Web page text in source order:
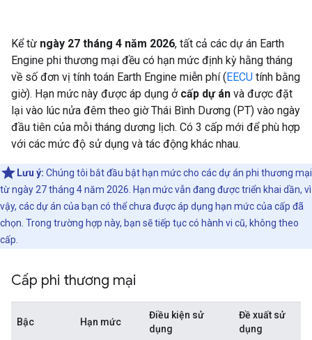
Kể từ ngày 27 tháng 4 năm 2026, tất cả các dự án Earth
Engine phi thương mại đều có hạn mức định kỳ hằng tháng
về số đơn vị tính toán Earth Engine miễn phí (EECU tính bằng
giờ). Hạn mức này được áp dụng ở cấp dự án và được đặt
lại vào lúc nửa đêm theo giờ Thái Bình Dương (PT) vào ngày
đầu tiên của mỗi tháng dương lịch. Có 3 cấp mới để phù hợp
với các mức độ sử dụng và tác động khác nhau.
Lưu ý: Chúng tôi bắt đầu bật hạn mức cho các dự án phi thương mại
từ ngày 27 tháng 4 năm 2026. Hạn mức vẫn đang được triển khai dần, vì
vậy, các dự án của bạn có thể chưa được áp dụng hạn mức của cấp đã
chọn. Trong trường hợp này, bạn sẽ tiếp tục có hành vi cũ, không theo
cấp.
Cấp phi thương mại
Bậc Hạn mức
Điều kiện sử
dụng
Đề xuất sử
dụng